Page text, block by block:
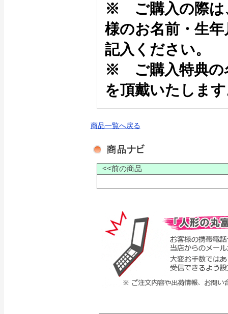
※ ご購入の際は
様のお名前・生
記入ください。
※ ご購入特典の
を頂戴いたしま
商品一覧へ戻る
<<前の商品